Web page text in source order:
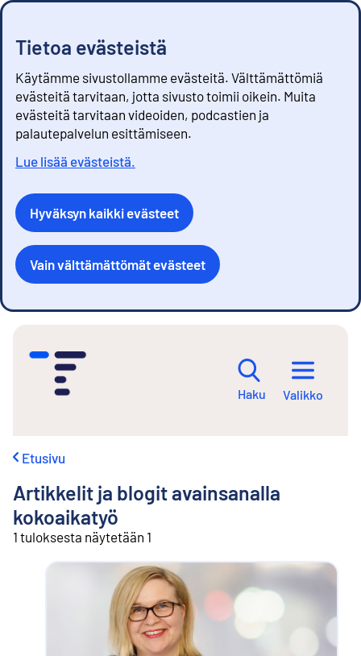
Tietoa evästeistä
Käytämme sivustollamme evästeitä. Välttämättömiä
evästeitä tarvitaan, jotta sivusto toimii oikein. Muita
evästeitä tarvitaan videoiden, podcastien ja
palautepalvelun esittämiseen.
Lue lisää evästeistä.
Hyväksyn kaikki evästeet
Vain välttämättömät evästeet
Haku Valikko
Etusivu
Artikkelit ja blogit avainsanalla
kokoaikatyö
1 tuloksesta näytetään 1